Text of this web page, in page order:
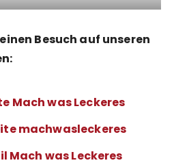
Besuch auf unseren
Mach was Leckeres
machwasleckeres
Mach was Leckeres